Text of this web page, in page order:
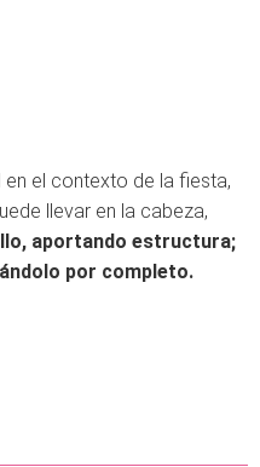
el contexto de la fiesta,
llevar en la cabeza,
aportando estructura;
por completo.